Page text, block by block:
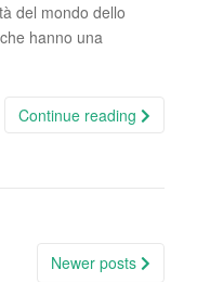
del mondo dello
hanno una
Continue reading
Newer posts